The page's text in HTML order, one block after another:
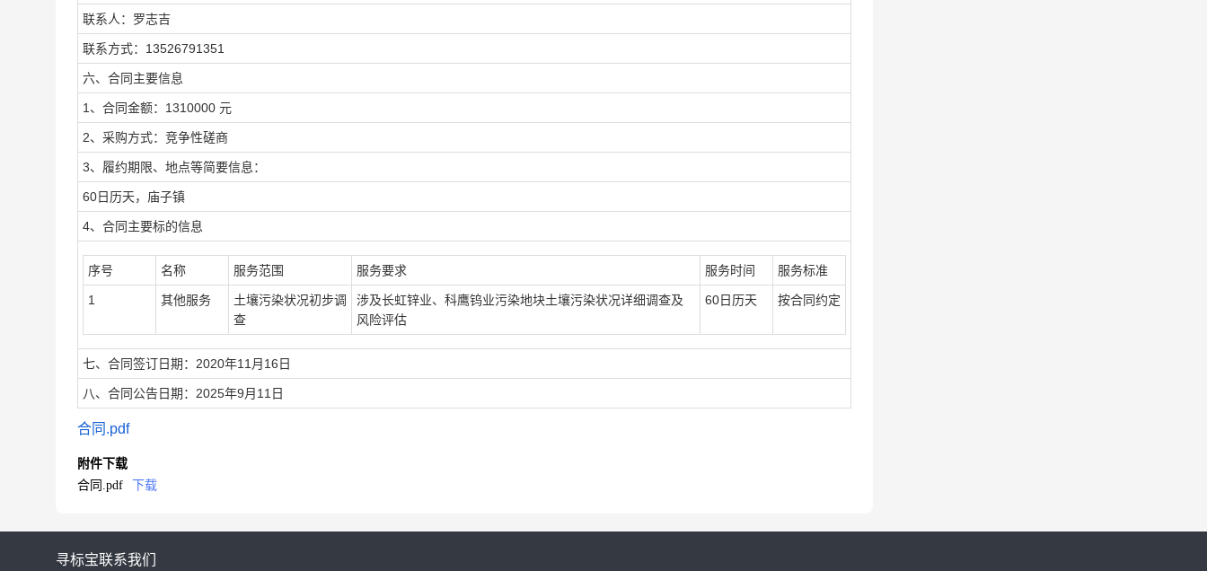
联系人：罗志吉
联系方式：13526791351
六、合同主要信息
1、合同金额：1310000 元
2、采购方式：竞争性磋商
3、履约期限、地点等简要信息：
60日历天，庙子镇
4、合同主要标的信息
序号 名称 服务范围 服务要求 服务时间 服务标准
1 其他服务
土壤污染状况初步调
查
涉及长虹锌业、科鹰钨业污染地块土壤污染状况详细调查及
风险评估
60日历天 按合同约定
七、合同签订日期：2020年11月16日
八、合同公告日期：2025年9月11日
合同.pdf
附件下载
合同.pdf
下载
寻标宝联系我们